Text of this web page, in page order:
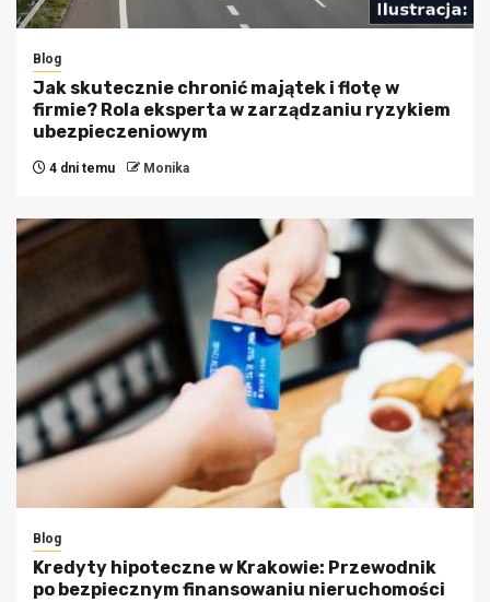
Blog
Jak skutecznie chronić majątek i flotę w
firmie? Rola eksperta w zarządzaniu ryzykiem
ubezpieczeniowym
4 dni temu Monika
Blog
Kredyty hipoteczne w Krakowie: Przewodnik
po bezpiecznym finansowaniu nieruchomości